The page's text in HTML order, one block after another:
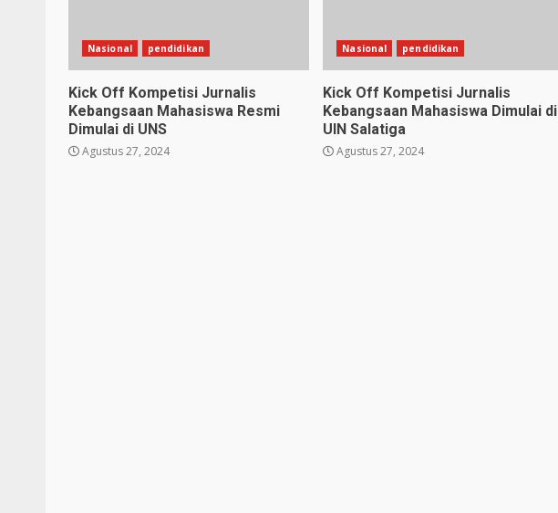
Nasional pendidikan
Kick Off Kompetisi Jurnalis
Kebangsaan Mahasiswa Resmi
Dimulai di UNS
Agustus 27, 2024
Nasional pendidikan
Kick Off Kompetisi Jurnalis
Kebangsaan Mahasiswa Dimulai di
UIN Salatiga
Agustus 27, 2024